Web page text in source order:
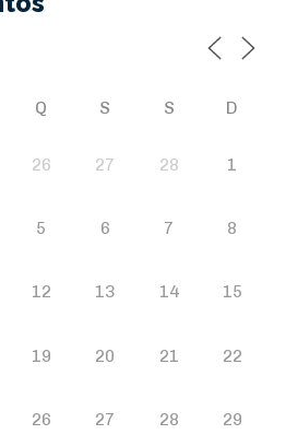
Q S S D
26 27 28 1
5 6 7 8
12 13 14 15
19 20 21 22
26 27 28 29